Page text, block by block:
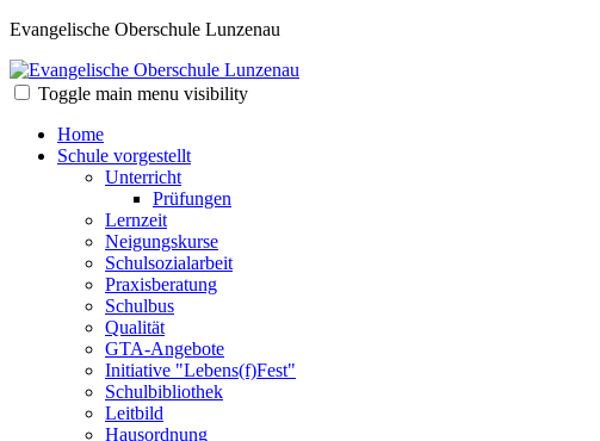
Evangelische Oberschule Lunzenau
Toggle main menu visibility
Home
Schule vorgestellt
Unterricht
Prüfungen
Lernzeit
Neigungskurse
Schulsozialarbeit
Praxisberatung
Schulbus
Qualität
GTA-Angebote
Initiative "Lebens(f)Fest"
Schulbibliothek
Leitbild
Hausordnung